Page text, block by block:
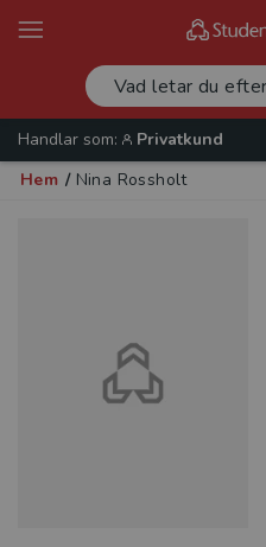
Handlar som:
Privatkund
Hem / Nina Rossholt